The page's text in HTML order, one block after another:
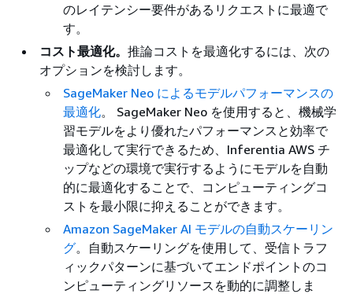
のレイテンシー要件があるリクエストに最適で
す。
コスト最適化。 推論コストを最適化するには、次の
オプションを検討します。
SageMaker Neo によるモデルパフォーマンスの
最適化。 SageMaker Neo を使用すると、機械学
習モデルをより優れたパフォーマンスと効率で
最適化して実行できるため、Inferentia AWS チ
ップなどの環境で実行するようにモデルを自動
的に最適化することで、コンピューティングコ
ストを最小限に抑えることができます。
Amazon SageMaker AI モデルの自動スケーリン
グ。自動スケーリングを使用して、受信トラフ
ィックパターンに基づいてエンドポイントのコ
ンピューティングリソースを動的に調整しま